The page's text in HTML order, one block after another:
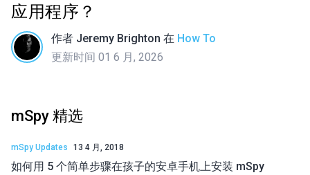
应用程序？
作者 Jeremy Brighton 在 How To
更新时间 01 6 月, 2026
mSpy 精选
mSpy Updates 13 4 月, 2018
如何用 5 个简单步骤在孩子的安卓手机上安装 mSpy